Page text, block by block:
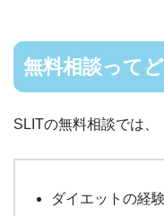
無料相談って
SLITの無料相談では、
ダイエットの経験